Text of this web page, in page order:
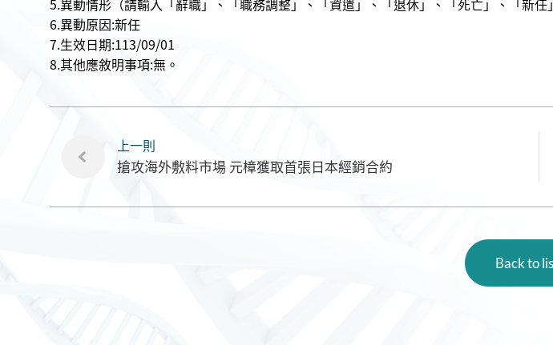
5.異動情形（請輸入「辭職」、「職務調整」、「資遣」、「退休」、「死亡」、「新
6.異動原因:新任
7.生效日期:113/09/01
8.其他應敘明事項:無。
上一則
搶攻海外敷料市場 元樟獲取首張日本經銷合約
Back to